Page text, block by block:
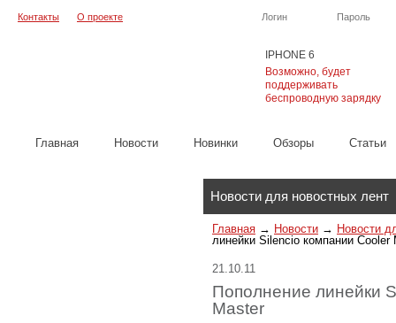
IPHONE 6
Возможно, будет
поддерживать
беспроводную зарядку
Логин Пароль
Контакты О проекте
Главная Новости Новинки Обзоры Cтатьи
Новости для новостных лент
Главная → Новости → Новости
линейки Silencio компании Cooler
21.10.11
Пополнение линейки
Master